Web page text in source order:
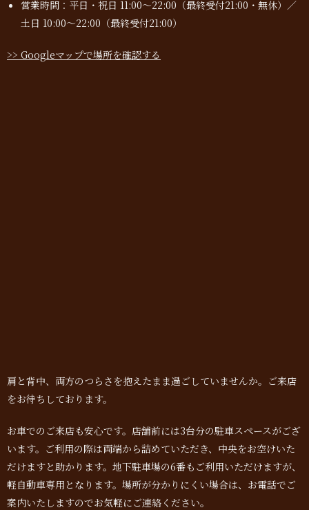
営業時間：平日・祝日 11:00〜22:00（最終受付21:00・無休）／
土日 10:00〜22:00（最終受付21:00）
>> Googleマップで場所を確認する
肩と背中、両方のつらさを抱えたまま過ごしていませんか。ご来店
をお待ちしております。
お車でのご来店も安心です。店舗前には3台分の駐車スペースがござ
います。ご利用の際は両端から詰めていただき、中央をお空けいた
だけますと助かります。地下駐車場の6番もご利用いただけますが、
軽自動車専用となります。場所が分かりにくい場合は、お電話でご
案内いたしますのでお気軽にご連絡ください。